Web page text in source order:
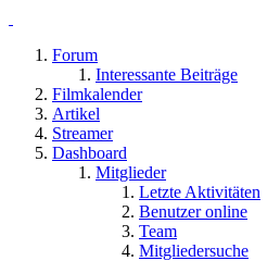
Forum
Interessante Beiträge
Filmkalender
Artikel
Streamer
Dashboard
Mitglieder
Letzte Aktivitäten
Benutzer online
Team
Mitgliedersuche